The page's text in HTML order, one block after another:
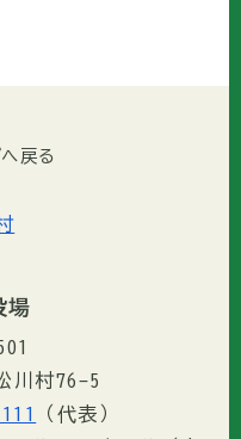
戻る
場
川村76-5
（代表）